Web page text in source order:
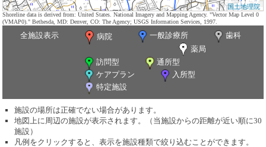
国土地理院
Shoreline data is derived from: United States. National Imagery and Mapping Agency. "Vector Map Level 0
(VMAP0)." Bethesda, MD: Denver, CO: The Agency; USGS Information Services, 1997.
全施設表示 病院 一般診療所
歯科
薬局
訪問型
通所型
ケアプラン
入所型
特定施設
施設の場所は正確でない場合があります。
地図上に周辺の施設が表示されます。（当施設からの距離が近い順に30
施設）
凡例をクリックすると、表示を施設種類で絞り込むことができます。